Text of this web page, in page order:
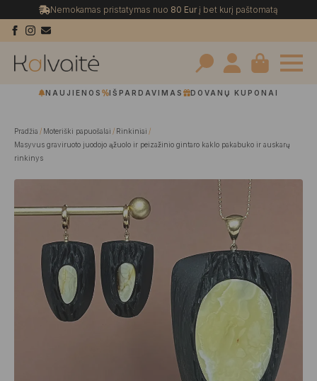
Nemokamas pristatymas nuo 80 Eurį bet kurį paštomatą
Search
NAUJIENOS IŠPARDAVIMAS DOVANŲ KUPONAI
Pradžia Moteriški papuošalai
Rinkiniai
Masyvus graviruoto juodojo ąžuolo ir peizažinio gintaro kaklo pakabuko ir auskarų
rinkinys